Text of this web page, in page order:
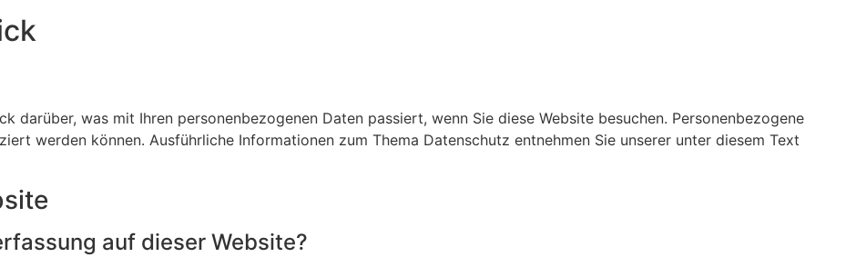
darüber, was mit Ihren personenbezogenen Daten passiert, wenn Sie diese Website besuchen. Personenbezogene
werden können. Ausführliche Informationen zum Thema Datenschutz entnehmen Sie unserer unter diesem Text
auf dieser Website?